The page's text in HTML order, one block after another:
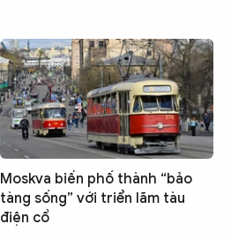
Moskva biến phố thành “bảo
tàng sống” với triển lãm tàu
điện cổ